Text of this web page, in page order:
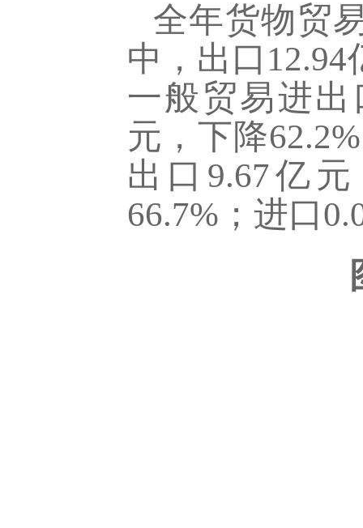
全年货物贸
中，出口 12.94
一般贸易进出
元，下降
出口9.67亿
66.7%；进口